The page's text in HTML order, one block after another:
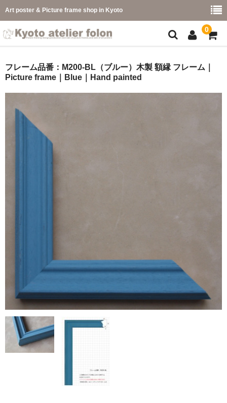
Art poster & Picture frame shop in Kyoto
0
フレーム一覧
イメージ別
フレーム幅別
仕様変更
マット・インナー
吊りフック
吊り金具＆ヒモセット
フレーム品番：M200-BL（ブルー）木製 額縁 フレーム｜
Picture frame｜Blue｜Hand painted